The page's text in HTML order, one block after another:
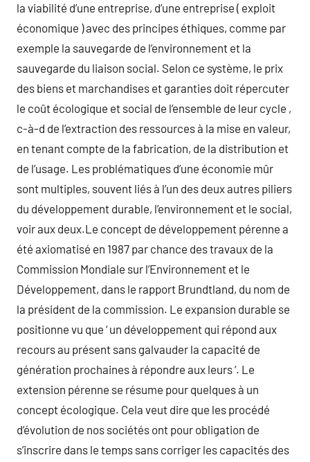
la viabilité d’une entreprise, d’une entreprise ( exploit
économique ) avec des principes éthiques, comme par
exemple la sauvegarde de l’environnement et la
sauvegarde du liaison social. Selon ce système, le prix
des biens et marchandises et garanties doit répercuter
le coût écologique et social de l’ensemble de leur cycle ,
c-à-d de l’extraction des ressources à la mise en valeur,
en tenant compte de la fabrication, de la distribution et
de l’usage. Les problématiques d’une économie mûr
sont multiples, souvent liés à l’un des deux autres piliers
du développement durable, l’environnement et le social,
voir aux deux.Le concept de développement pérenne a
été axiomatisé en 1987 par chance des travaux de la
Commission Mondiale sur l’Environnement et le
Développement, dans le rapport Brundtland, du nom de
la président de la commission. Le expansion durable se
positionne vu que ‘ un développement qui répond aux
recours au présent sans galvauder la capacité de
génération prochaines à répondre aux leurs ‘. Le
extension pérenne se résume pour quelques à un
concept écologique. Cela veut dire que les procédé
d’évolution de nos sociétés ont pour obligation de
s’inscrire dans le temps sans corriger les capacités des